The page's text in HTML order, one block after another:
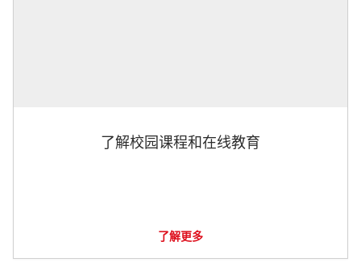
了解校园课程和在线教育
了解更多